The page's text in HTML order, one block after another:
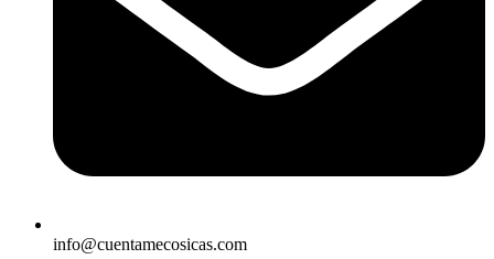
info@cuentamecosicas.com